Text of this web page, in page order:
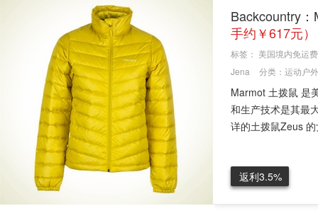
Backcountry
手约￥617元）
标签： 美国境内免运费
Jena
分类： 运动户外
Marmot 土拨鼠 是
和生产技术是其最
详的土拨鼠Zeus
返利3.5%